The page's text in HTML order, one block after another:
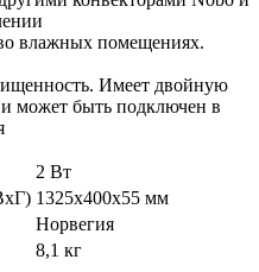
влажных помещениях.
Имеет двойную
может быть подключен в
2 Вт
1325х400х55 мм
Норвегия
8,1 кг